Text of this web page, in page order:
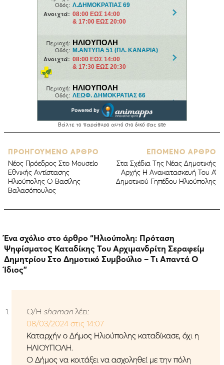
ΠΡΟΗΓΟΥΜΕΝΟ ΑΡΘΡΟ
Nέος Πρόεδρος Στο Μουσείο
Εθνικής Αντίστασης
Ηλιούπολης Ο Βασίλης
Βαλασόπουλος
ΕΠΟΜΕΝΟ ΑΡΘΡΟ
Στα Σχέδια Της Νέας Δημοτικής
Αρχής Η Ανακατασκευή Του Α’
Δημοτικού Γηπέδου Ηλιούπολης
Ένα σχόλιο στο άρθρο “Ηλιούπολη: Πρόταση
Ψηφίσματος Καταδίκης Του Αρχιμανδρίτη Σεραφείμ
Δημητρίου Στο Δημοτικό Συμβούλιο – Tι Απαντά Ο
Ίδιος”
Ο/Η shaman λέει:
08/03/2024 στις 14:07
Καταρχήν ο Δήμος Ηλιούπολης καταδίκασε, όχι η
ΗΛΙΟΎΠΟΛΗ.
Ο Δήμος να κοιτάξει να ασχοληθεί με την πόλη